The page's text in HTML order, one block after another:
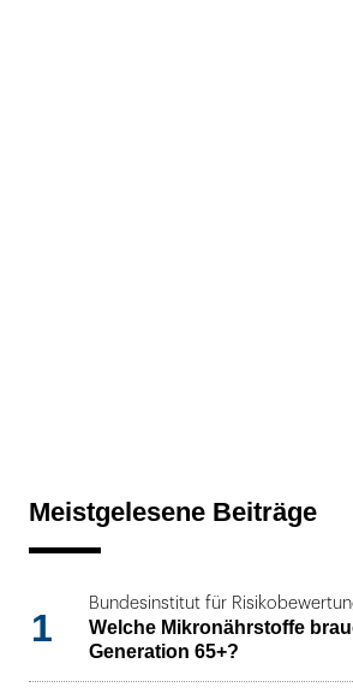
Meistgelesene Beiträge
1
Bundesinstitut für
Welche Mikronährstoffe
Generation 65+?